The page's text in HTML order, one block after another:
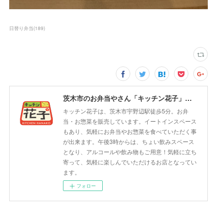
日替り弁当(189)
茨木市のお弁当やさん「キッチン花子」ちょい飲みスペース「サウス」
キッチン花子は、茨木市宇野辺駅徒歩5分。お弁
当・お惣菜を販売しています。イートインスペース
もあり、気軽にお弁当やお惣菜を食べていただく事
が出来ます。午後3時からは、ちょい飲みスペース
となり、アルコールや飲み物もご用意！気軽に立ち
寄って、気軽に楽しんでいただけるお店となってい
ます。
フォロー